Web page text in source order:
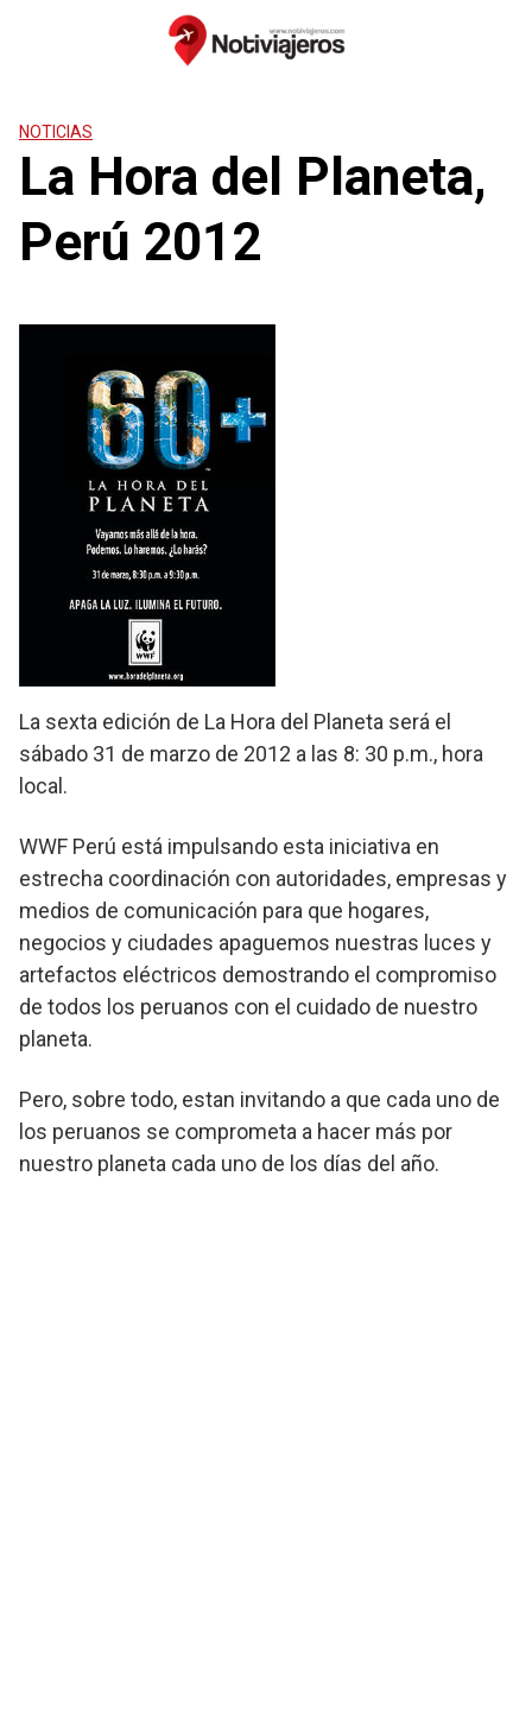
NOTICIAS
La Hora del Planeta,
Perú 2012
La sexta edición de La Hora del Planeta será el
sábado 31 de marzo de 2012 a las 8: 30 p.m., hora
local.
WWF Perú está impulsando esta iniciativa en
estrecha coordinación con autoridades, empresas y
medios de comunicación para que hogares,
negocios y ciudades apaguemos nuestras luces y
artefactos eléctricos demostrando el compromiso
de todos los peruanos con el cuidado de nuestro
planeta.
Pero, sobre todo, estan invitando a que cada uno de
los peruanos se comprometa a hacer más por
nuestro planeta cada uno de los días del año.